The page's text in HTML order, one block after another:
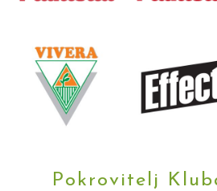
Pokrovitelj